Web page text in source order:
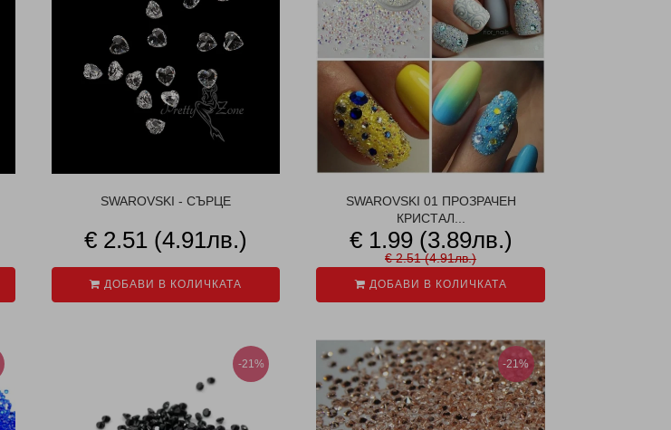
SWAROVSKI - СЪРЦЕ
€ 2.51 (4.91лв.)
ДОБАВИ В КОЛИЧКАТА
SWAROVSKI 01 ПРОЗРАЧЕН
КРИСТАЛ...
€ 1.99 (3.89лв.)
€ 2.51 (4.91лв.)
ДОБАВИ В КОЛИЧКАТА
-21% -21%